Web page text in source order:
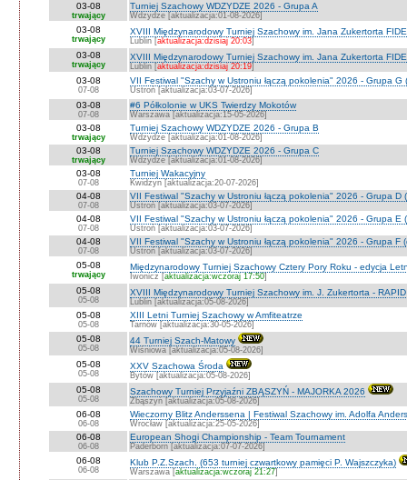
03-08
trwający
Turniej Szachowy WDZYDZE 2026 - Grupa A
Wdzydze [aktualizacja:01-08-2026]
03-08
trwający
XVIII Międzynarodowy Turniej Szachowy im. Jana Zukertorta
Lublin [aktualizacja:dzisiaj 20:03]
03-08
trwający
XVIII Międzynarodowy Turniej Szachowy im. Jana Zukertorta
Lublin [aktualizacja:dzisiaj 20:19]
03-08
07-08
VII Festiwal "Szachy w Ustroniu łączą pokolenia" 2026 - Grupa G
Ustroń [aktualizacja:03-07-2026]
03-08
07-08
#6 Półkolonie w UKS Twierdzy Mokotów
Warszawa [aktualizacja:15-05-2026]
03-08
trwający
Turniej Szachowy WDZYDZE 2026 - Grupa B
Wdzydze [aktualizacja:01-08-2026]
03-08
trwający
Turniej Szachowy WDZYDZE 2026 - Grupa C
Wdzydze [aktualizacja:01-08-2026]
03-08
07-08
Turniej Wakacyjny
Kwidzyn [aktualizacja:20-07-2026]
04-08
07-08
VII Festiwal "Szachy w Ustroniu łączą pokolenia" 2026 - Grupa D
Ustroń [aktualizacja:03-07-2026]
04-08
07-08
VII Festiwal "Szachy w Ustroniu łączą pokolenia" 2026 - Grupa E
Ustroń [aktualizacja:03-07-2026]
04-08
07-08
VII Festiwal "Szachy w Ustroniu łączą pokolenia" 2026 - Grupa F
Ustroń [aktualizacja:03-07-2026]
05-08
trwający
Międzynarodowy Turniej Szachowy Cztery Pory Roku - edycja
Iwonicz [aktualizacja:wczoraj 17:50]
05-08
05-08
XVIII Międzynarodowy Turniej Szachowy im. J. Zukertorta -
Lublin [aktualizacja:05-08-2026]
05-08
05-08
XIII Letni Turniej Szachowy w Amfiteatrze
Tarnów [aktualizacja:30-05-2026]
05-08
05-08
44 Turniej Szach-Matowy
Wiśniowa [aktualizacja:05-08-2026]
05-08
05-08
XXV Szachowa Środa
Bytów [aktualizacja:05-08-2026]
05-08
05-08
Szachowy Turniej Przyjaźni ZBĄSZYŃ - MAJORKA 2026
Zbąszyń [aktualizacja:05-08-2026]
06-08
06-08
Wieczorny Blitz Anderssena | Festiwal Szachowy im. Adolfa
Wrocław [aktualizacja:25-05-2026]
06-08
06-08
European Shogi Championship - Team Tournament
Paderborn [aktualizacja:07-07-2026]
06-08
06-08
Klub P.Z.Szach. (653 turniej czwartkowy pamięci P. Wajszczyka)
Warszawa [aktualizacja:wczoraj 21:27]